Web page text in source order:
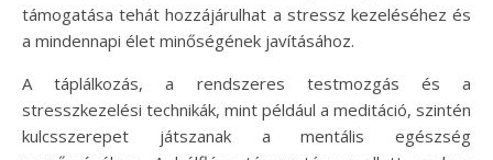
támogatása tehát hozzájárulhat a stressz kezeléséhez és
a mindennapi élet minőségének javításához.
A táplálkozás, a rendszeres testmozgás és a
stresszkezelési technikák, mint például a meditáció, szintén
kulcsszerepet játszanak a mentális egészség